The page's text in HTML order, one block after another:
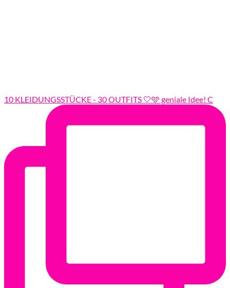
10 KLEIDUNGSSTÜCKE - 30 OUTFITS 🤍🩵 geniale Idee! C